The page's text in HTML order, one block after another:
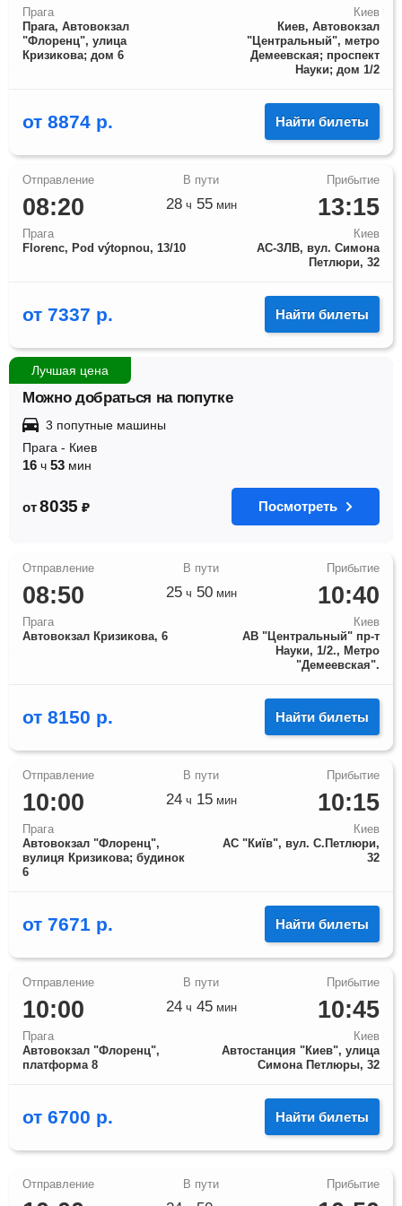
Прага
Прага, Автовокзал
"Флоренц", улица
Кризикова; дом 6
Киев
Киев, Автовокзал
"Центральный", метро
Демеевская; проспект
Науки; дом 1/2
от 8874 р. Найти билеты
08:20
Прага
Florenc, Pod výtopnou, 13/10
13:15
Киев
АС-ЗЛВ, вул. Симона
Петлюри, 32
28ч 55мин
от 7337 р. Найти билеты
Лучшая цена
Можно добраться на попутке
3 попутные машины
Прага - Киев
16 ч 53 мин
от 8035 ₽ Посмотреть
08:50
Прага
Автовокзал Кризикова, 6
10:40
Киев
АВ "Центральный" пр-т
Науки, 1/2., Метро
"Демеевская".
25ч 50мин
от 8150 р. Найти билеты
10:00
Прага
Автовокзал "Флоренц",
вулиця Кризикова; будинок
6
10:15
Киев
АС "Київ", вул. С.Петлюри,
32
24ч 15мин
от 7671 р. Найти билеты
10:00
Прага
Автовокзал "Флоренц",
платформа 8
10:45
Киев
Автостанция "Киев", улица
Симона Петлюры, 32
24ч 45мин
от 6700 р. Найти билеты